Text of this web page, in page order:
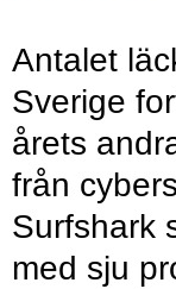
Antalet
Sverige
årets
från
Surfshark
med sju